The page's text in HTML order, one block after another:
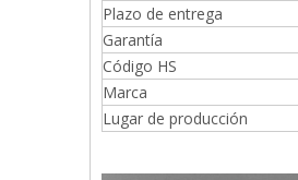
Plazo de entrega
Garantía
Código HS
Marca
Lugar de producción